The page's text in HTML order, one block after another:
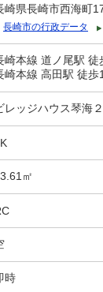
崎県長崎市西海町
長崎市の行政データ
崎本線 道ノ尾駅 徒
崎本線 高田駅 徒歩
レッジハウス琴海
㎡
時